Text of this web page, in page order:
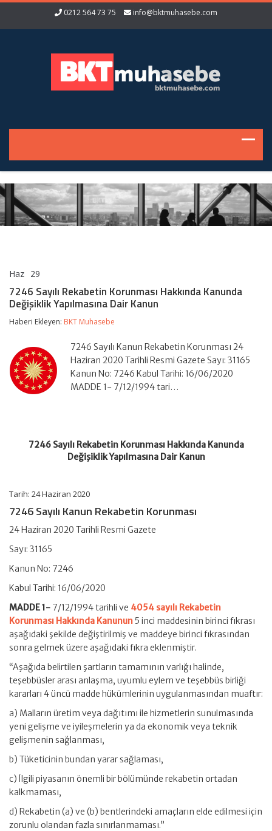
0212 564 73 75 info@bktmuhasebe.com
Haz 29
Rekabetin
Korunması
Kanunda
Yapılmasına
Dair
Kanun
için
7246 Sayılı Rekabetin Korunması Hakkında Kanunda
Değişiklik Yapılmasına Dair Kanun
Haberi Ekleyen: BKT Muhasebe
7246 Sayılı Kanun Rekabetin Korunması 24
Haziran 2020 Tarihli Resmi Gazete Sayı: 31165
Kanun No: 7246 Kabul Tarihi: 16/06/2020
MADDE 1- 7/12/1994 tari…
7246 Sayılı Rekabetin Korunması Hakkında Kanunda
Değişiklik Yapılmasına Dair Kanun
Tarih: 24 Haziran 2020
7246 Sayılı Kanun Rekabetin Korunması
24 Haziran 2020 Tarihli Resmi Gazete
Sayı: 31165
Kanun No: 7246
Kabul Tarihi: 16/06/2020
MADDE 1- 7/12/1994 tarihli ve 4054 sayılı Rekabetin
Korunması Hakkında Kanunun 5 inci maddesinin birinci fıkrası
aşağıdaki şekilde değiştirilmiş ve maddeye birinci fıkrasından
sonra gelmek üzere aşağıdaki fıkra eklenmiştir.
“Aşağıda belirtilen şartların tamamının varlığı halinde,
teşebbüsler arası anlaşma, uyumlu eylem ve teşebbüs birliği
kararları 4 üncü madde hükümlerinin uygulanmasından muaftır:
a) Malların üretim veya dağıtımı ile hizmetlerin sunulmasında
yeni gelişme ve iyileşmelerin ya da ekonomik veya teknik
gelişmenin sağlanması,
b) Tüketicinin bundan yarar sağlaması,
c) İlgili piyasanın önemli bir bölümünde rekabetin ortadan
kalkmaması,
d) Rekabetin (a) ve (b) bentlerindeki amaçların elde edilmesi için
zorunlu olandan fazla sınırlanmaması.”